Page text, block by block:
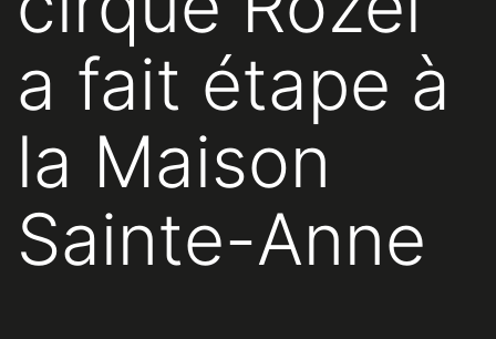
a fait étape à
la Maison
Sainte-Anne